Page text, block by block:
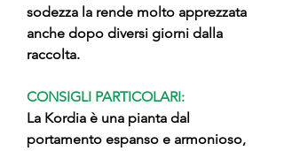
sodezza la rende molto apprezzata
anche dopo diversi giorni dalla
raccolta.
CONSIGLI PARTICOLARI:
La Kordia è una pianta dal
portamento espanso e armonioso,